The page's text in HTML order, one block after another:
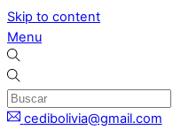
Skip to content
Menu
cedibolivia@gmail.com